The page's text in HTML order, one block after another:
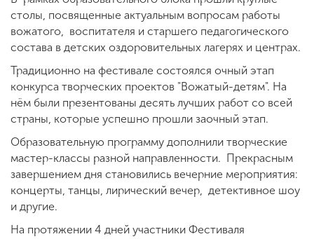
столы, посвященные актуальным вопросам работы
вожатого, воспитателя и старшего педагогического
состава в детских оздоровительных лагерях и центрах.
Традиционно на фестивале состоялся очный этап
конкурса творческих проектов "Вожатый-детям". На
нём были презентованы десять лучших работ со всей
страны, которые успешно прошли заочный этап.
Образовательную программу дополнили творческие
мастер-классы разной направленности. Прекрасным
завершением дня становились вечерние мероприятия:
концерты, танцы, лирический вечер, детективное шоу
и другие.
На протяжении 4 дней участники Фестиваля